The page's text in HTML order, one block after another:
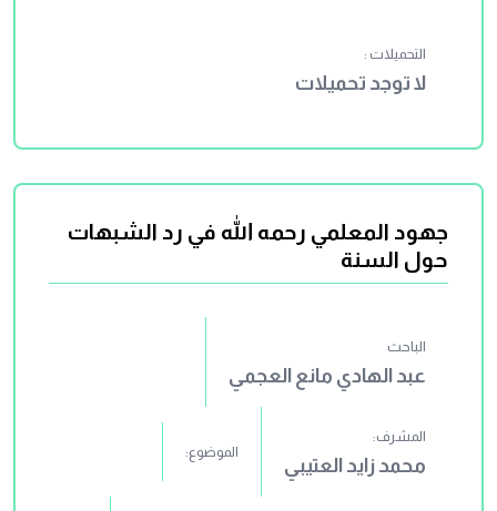
التحميلات :
لا توجد تحميلات
جهود المعلمي رحمه الله في رد الشبهات
حول السنة
الباحث
عبد الهادي مانع العجمي
المشرف:
محمد زايد العتيبي
الموضوع: